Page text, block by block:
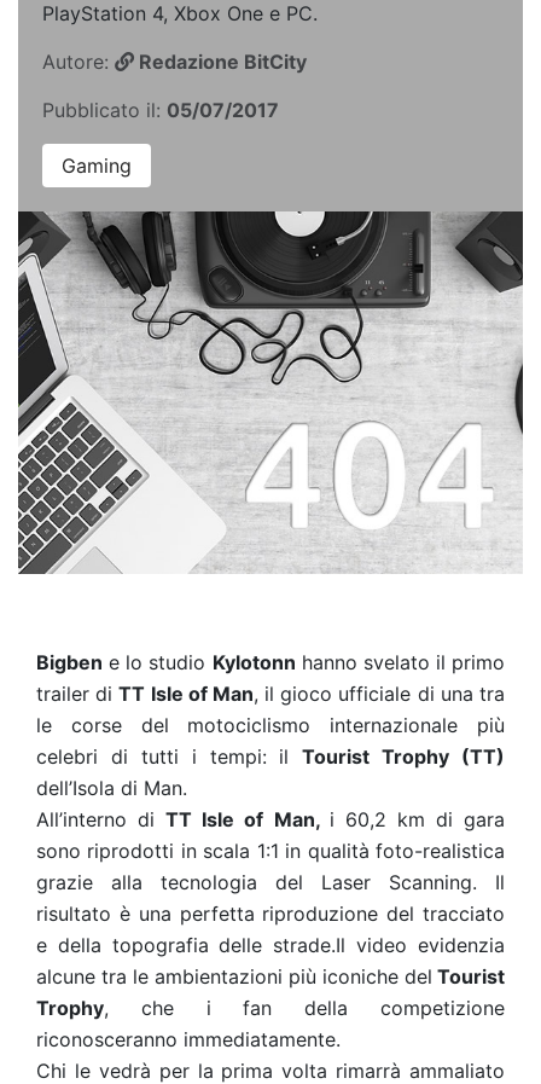
PlayStation 4, Xbox One e PC.
Autore:
Redazione BitCity
Pubblicato il: 05/07/2017
Gaming
Bigben e lo studio Kylotonn hanno svelato il primo
trailer diTT Isle of Man, il gioco ufficiale di una tra
le corse del motociclismo internazionale più
celebri di tutti i tempi: ilTourist Trophy (TT)
dell’Isola di Man.
All’interno diTT Isle of Man, i 60,2 km di gara
sono riprodotti in scala 1:1 in qualità foto-realistica
grazie alla tecnologia del Laser Scanning. Il
risultato è una perfetta riproduzione del tracciato
e della topografia delle strade.Il video evidenzia
alcune tra le ambientazioni più iconiche del Tourist
Trophy, che i fan della competizione
riconosceranno immediatamente.
Chi le vedrà per la prima volta rimarrà ammaliato